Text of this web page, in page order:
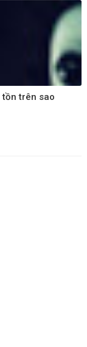
tồn trên sao